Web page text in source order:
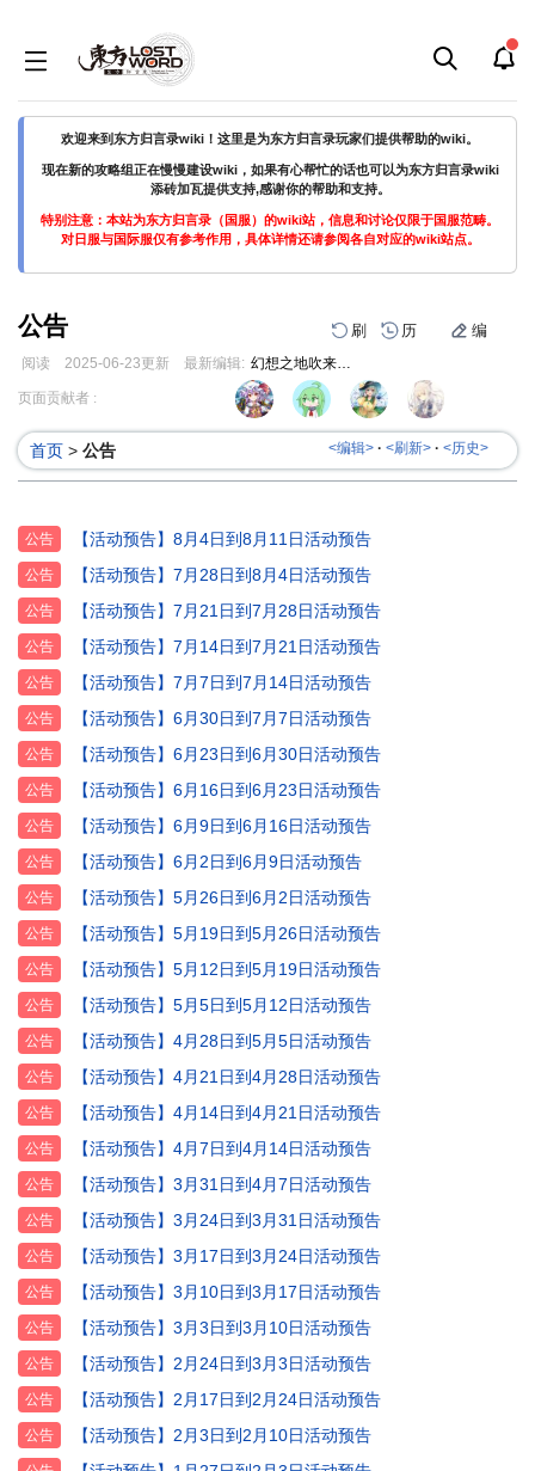
欢迎来到东方归言录wiki！这里是为东方归言录玩家们提供帮助的wiki。
现在新的攻略组正在慢慢建设wiki，如果有心帮忙的话也可以为东方归言录wiki
添砖加瓦提供支持,感谢你的帮助和支持。
特别注意：本站为东方归言录（国服）的wiki站，信息和讨论仅限于国服范畴。
对日服与国际服仅有参考作用，具体详情还请参阅各自对应的wiki站点。
公告 刷 历 编
阅读 2025-06-23更新 最新编辑: 幻想之地吹来的风
跳
导
航
跳
搜
索
页面贡献者 :
首页 > 公告 <编辑> · <刷新> · <历史>
公告 【活动预告】8月4日到8月11日活动预告
公告 【活动预告】7月28日到8月4日活动预告
公告 【活动预告】7月21日到7月28日活动预告
公告 【活动预告】7月14日到7月21日活动预告
公告 【活动预告】7月7日到7月14日活动预告
公告 【活动预告】6月30日到7月7日活动预告
公告 【活动预告】6月23日到6月30日活动预告
公告 【活动预告】6月16日到6月23日活动预告
公告 【活动预告】6月9日到6月16日活动预告
公告 【活动预告】6月2日到6月9日活动预告
公告 【活动预告】5月26日到6月2日活动预告
公告 【活动预告】5月19日到5月26日活动预告
公告 【活动预告】5月12日到5月19日活动预告
公告 【活动预告】5月5日到5月12日活动预告
公告 【活动预告】4月28日到5月5日活动预告
公告 【活动预告】4月21日到4月28日活动预告
公告 【活动预告】4月14日到4月21日活动预告
公告 【活动预告】4月7日到4月14日活动预告
公告 【活动预告】3月31日到4月7日活动预告
公告 【活动预告】3月24日到3月31日活动预告
公告 【活动预告】3月17日到3月24日活动预告
公告 【活动预告】3月10日到3月17日活动预告
公告 【活动预告】3月3日到3月10日活动预告
公告 【活动预告】2月24日到3月3日活动预告
公告 【活动预告】2月17日到2月24日活动预告
公告 【活动预告】2月3日到2月10日活动预告